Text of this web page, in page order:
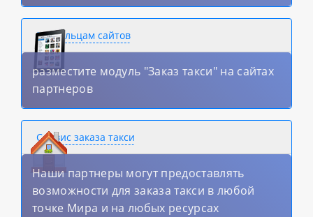
Владельцам сайтов
разместите модуль "Заказ такси" на сайтах
партнеров
Сервис заказа такси
Наши партнеры могут предоставлять
возможности для заказа такси в любой
точке Мира и на любых ресурсах